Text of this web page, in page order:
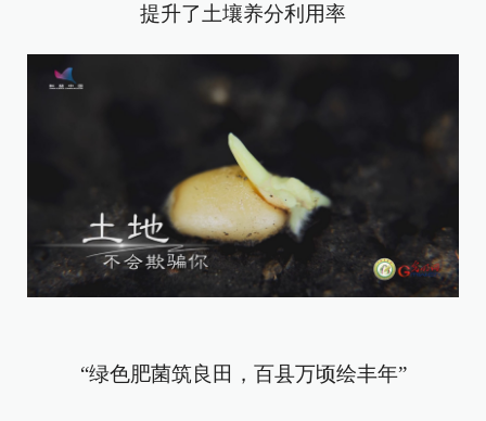
提升了土壤养分利用率
“绿色肥菌筑良田，百县万顷绘丰年”